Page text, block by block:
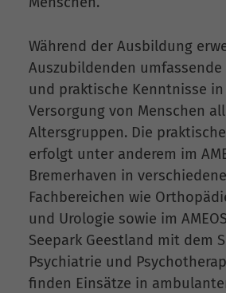
Während der Ausbildung
Auszubildenden
und praktische Kenntnisse
Versorgung von Menschen
Altersgruppen. Die
erfolgt unter anderem im
Bremerhaven in
Fachbereichen wie
und Urologie sowie im
Seepark Geestland mit dem
Psychiatrie und
finden Einsätze in